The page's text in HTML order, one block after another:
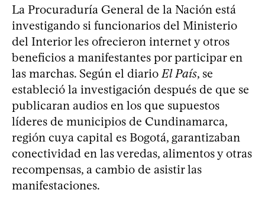
La Procuraduría General de la Nación está
investigando si funcionarios del Ministerio
del Interior les ofrecieron internet y otros
beneficios a manifestantes por participar en
las marchas. Según el diario El País, se
estableció la investigación después de que se
publicaran audios en los que supuestos
líderes de municipios de Cundinamarca,
región cuya capital es Bogotá, garantizaban
conectividad en las veredas, alimentos y otras
recompensas, a cambio de asistir las
manifestaciones.